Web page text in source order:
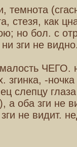
темнота
стезя, как
но бол. с
зги не
малость ЧЕГО.
згинка, -
слепцу
а оба зги не
не видит.